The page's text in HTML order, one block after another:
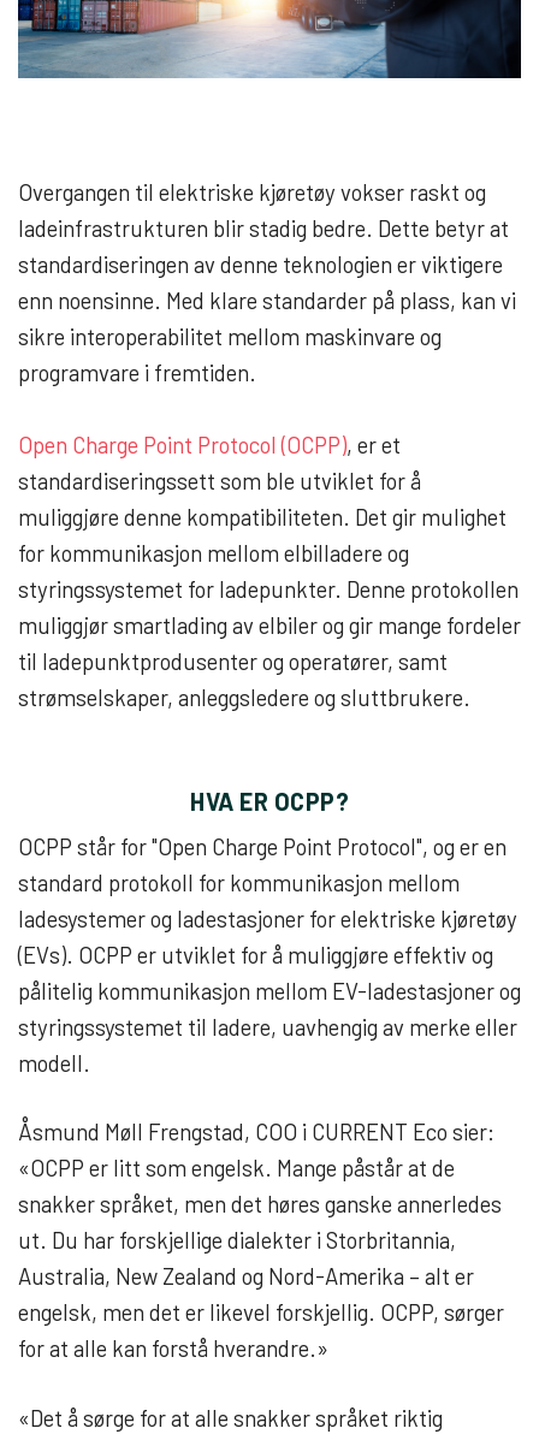
Overgangen til elektriske kjøretøy vokser raskt og
ladeinfrastrukturen blir stadig bedre. Dette betyr at
standardiseringen av denne teknologien er viktigere
enn noensinne. Med klare standarder på plass, kan vi
sikre interoperabilitet mellom maskinvare og
programvare i fremtiden.
Open Charge Point Protocol (OCPP), er et
standardiseringssett som ble utviklet for å
muliggjøre denne kompatibiliteten. Det gir mulighet
for kommunikasjon mellom elbilladere og
styringssystemet for ladepunkter. Denne protokollen
muliggjør smartlading av elbiler og gir mange fordeler
til ladepunktprodusenter og operatører, samt
strømselskaper, anleggsledere og sluttbrukere.
HVA ER OCPP?
OCPP står for "Open Charge Point Protocol", og er en
standard protokoll for kommunikasjon mellom
ladesystemer og ladestasjoner for elektriske kjøretøy
(EVs). OCPP er utviklet for å muliggjøre effektiv og
pålitelig kommunikasjon mellom EV-ladestasjoner og
styringssystemet til ladere, uavhengig av merke eller
modell.
Åsmund Møll Frengstad, COO i CURRENT Eco sier:
«OCPP er litt som engelsk. Mange påstår at de
snakker språket, men det høres ganske annerledes
ut. Du har forskjellige dialekter i Storbritannia,
Australia, New Zealand og Nord-Amerika – alt er
engelsk, men det er likevel forskjellig. OCPP, sørger
for at alle kan forstå hverandre.»
«Det å sørge for at alle snakker språket riktig